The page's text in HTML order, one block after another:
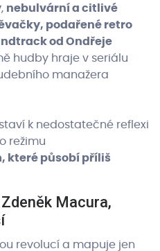
, nebulvární a citlivé
podařené retro
od Ondřeje
hudby hraje v seriálu
manažera
k nedostatečné reflexi
režimu
které působí příliš
Macura,
revolucí a mapuje jen